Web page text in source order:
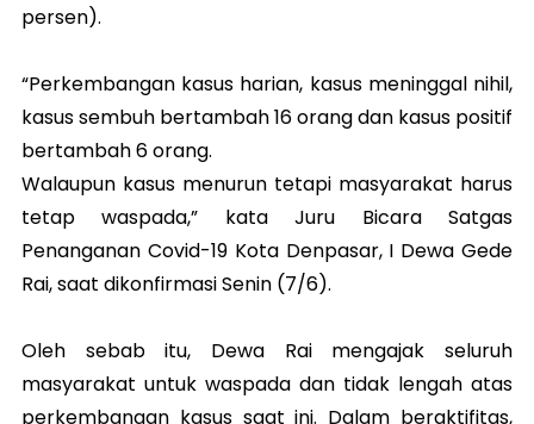
persen).
“Perkembangan kasus harian, kasus meninggal nihil,
kasus sembuh bertambah 16 orang dan kasus positif
bertambah 6 orang.
Walaupun kasus menurun tetapi masyarakat harus
tetap waspada,” kata Juru Bicara Satgas
Penanganan Covid-19 Kota Denpasar, I Dewa Gede
Rai, saat dikonfirmasi Senin (7/6).
Oleh sebab itu, Dewa Rai mengajak seluruh
masyarakat untuk waspada dan tidak lengah atas
perkembangan kasus saat ini. Dalam beraktifitas,